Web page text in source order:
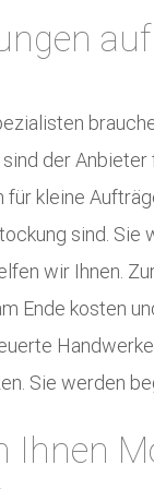
sind der
für kleine
sind.
wir Ihnen.
Ende kosten
Sie werden
Ihnen